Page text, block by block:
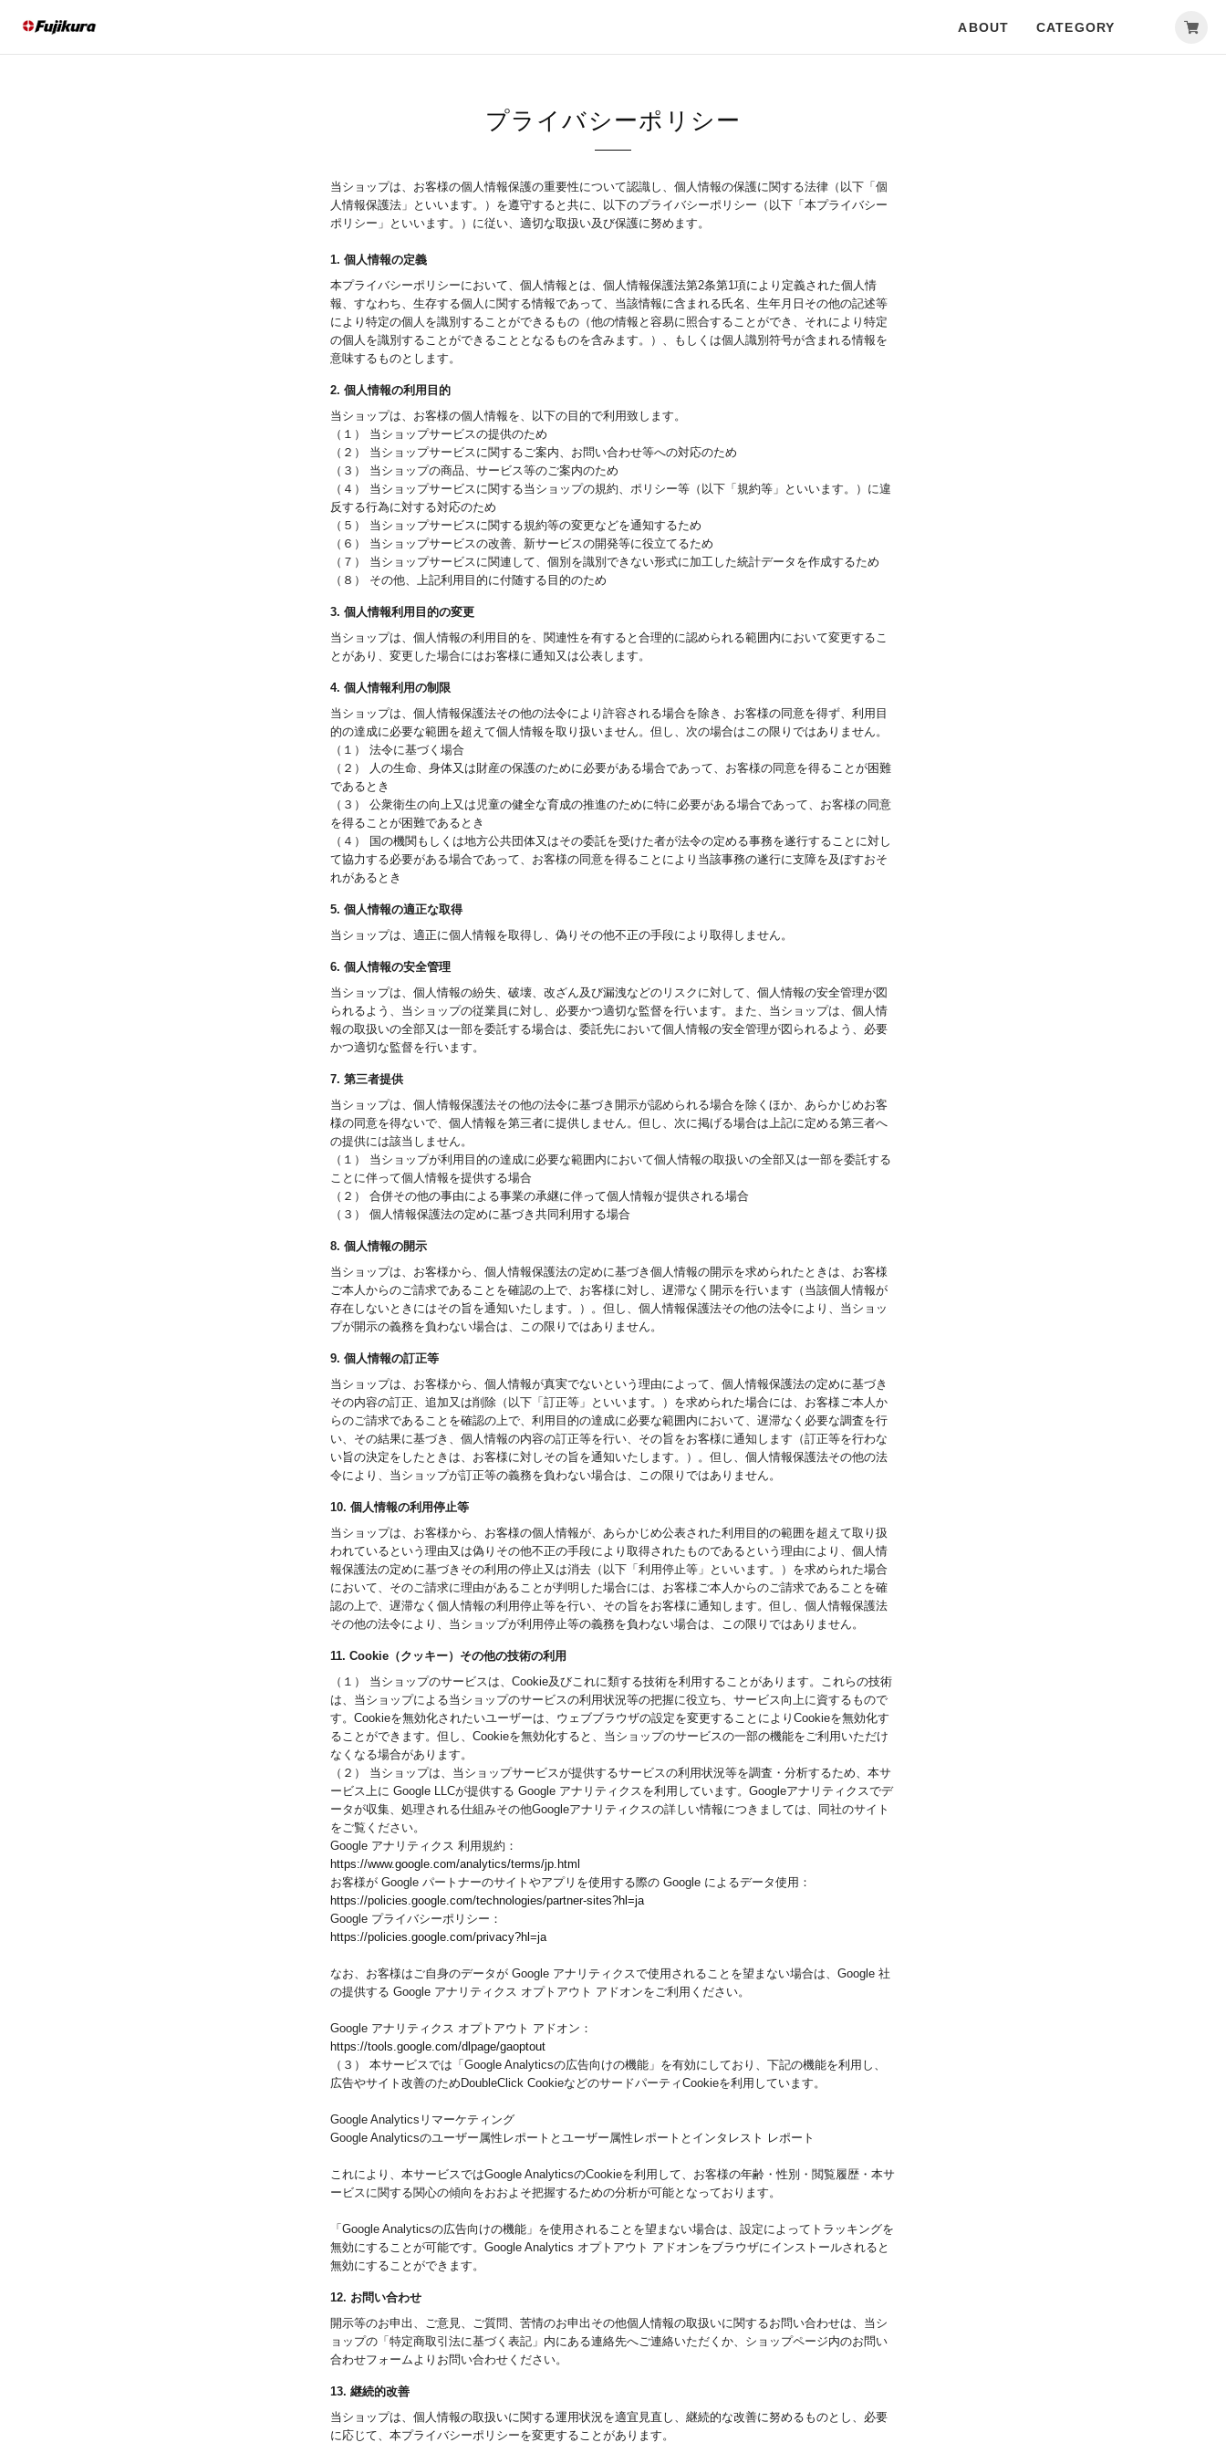
ABOUT CATEGORY
プライバシーポリシー
当ショップは、お客様の個人情報保護の重要性について認識し、個人情報の保護に関する法律（以下「個
人情報保護法」といいます。）を遵守すると共に、以下のプライバシーポリシー（以下「本プライバシー
ポリシー」といいます。）に従い、適切な取扱い及び保護に努めます。
1. 個人情報の定義
本プライバシーポリシーにおいて、個人情報とは、個人情報保護法第2条第1項により定義された個人情
報、すなわち、生存する個人に関する情報であって、当該情報に含まれる氏名、生年月日その他の記述等
により特定の個人を識別することができるもの（他の情報と容易に照合することができ、それにより特定
の個人を識別することができることとなるものを含みます。）、もしくは個人識別符号が含まれる情報を
意味するものとします。
2. 個人情報の利用目的
当ショップは、お客様の個人情報を、以下の目的で利用致します。
（１） 当ショップサービスの提供のため
（２） 当ショップサービスに関するご案内、お問い合わせ等への対応のため
（３） 当ショップの商品、サービス等のご案内のため
（４） 当ショップサービスに関する当ショップの規約、ポリシー等（以下「規約等」といいます。）に違
反する行為に対する対応のため
（５） 当ショップサービスに関する規約等の変更などを通知するため
（６） 当ショップサービスの改善、新サービスの開発等に役立てるため
（７） 当ショップサービスに関連して、個別を識別できない形式に加工した統計データを作成するため
（８） その他、上記利用目的に付随する目的のため
3. 個人情報利用目的の変更
当ショップは、個人情報の利用目的を、関連性を有すると合理的に認められる範囲内において変更するこ
とがあり、変更した場合にはお客様に通知又は公表します。
4. 個人情報利用の制限
当ショップは、個人情報保護法その他の法令により許容される場合を除き、お客様の同意を得ず、利用目
的の達成に必要な範囲を超えて個人情報を取り扱いません。但し、次の場合はこの限りではありません。
（１） 法令に基づく場合
（２） 人の生命、身体又は財産の保護のために必要がある場合であって、お客様の同意を得ることが困難
であるとき
（３） 公衆衛生の向上又は児童の健全な育成の推進のために特に必要がある場合であって、お客様の同意
を得ることが困難であるとき
（４） 国の機関もしくは地方公共団体又はその委託を受けた者が法令の定める事務を遂行することに対し
て協力する必要がある場合であって、お客様の同意を得ることにより当該事務の遂行に支障を及ぼすおそ
れがあるとき
5. 個人情報の適正な取得
当ショップは、適正に個人情報を取得し、偽りその他不正の手段により取得しません。
6. 個人情報の安全管理
当ショップは、個人情報の紛失、破壊、改ざん及び漏洩などのリスクに対して、個人情報の安全管理が図
られるよう、当ショップの従業員に対し、必要かつ適切な監督を行います。また、当ショップは、個人情
報の取扱いの全部又は一部を委託する場合は、委託先において個人情報の安全管理が図られるよう、必要
かつ適切な監督を行います。
7. 第三者提供
当ショップは、個人情報保護法その他の法令に基づき開示が認められる場合を除くほか、あらかじめお客
様の同意を得ないで、個人情報を第三者に提供しません。但し、次に掲げる場合は上記に定める第三者へ
の提供には該当しません。
（１） 当ショップが利用目的の達成に必要な範囲内において個人情報の取扱いの全部又は一部を委託する
ことに伴って個人情報を提供する場合
（２） 合併その他の事由による事業の承継に伴って個人情報が提供される場合
（３） 個人情報保護法の定めに基づき共同利用する場合
8. 個人情報の開示
当ショップは、お客様から、個人情報保護法の定めに基づき個人情報の開示を求められたときは、お客様
ご本人からのご請求であることを確認の上で、お客様に対し、遅滞なく開示を行います（当該個人情報が
存在しないときにはその旨を通知いたします。）。但し、個人情報保護法その他の法令により、当ショッ
プが開示の義務を負わない場合は、この限りではありません。
9. 個人情報の訂正等
当ショップは、お客様から、個人情報が真実でないという理由によって、個人情報保護法の定めに基づき
その内容の訂正、追加又は削除（以下「訂正等」といいます。）を求められた場合には、お客様ご本人か
らのご請求であることを確認の上で、利用目的の達成に必要な範囲内において、遅滞なく必要な調査を行
い、その結果に基づき、個人情報の内容の訂正等を行い、その旨をお客様に通知します（訂正等を行わな
い旨の決定をしたときは、お客様に対しその旨を通知いたします。）。但し、個人情報保護法その他の法
令により、当ショップが訂正等の義務を負わない場合は、この限りではありません。
10. 個人情報の利用停止等
当ショップは、お客様から、お客様の個人情報が、あらかじめ公表された利用目的の範囲を超えて取り扱
われているという理由又は偽りその他不正の手段により取得されたものであるという理由により、個人情
報保護法の定めに基づきその利用の停止又は消去（以下「利用停止等」といいます。）を求められた場合
において、そのご請求に理由があることが判明した場合には、お客様ご本人からのご請求であることを確
認の上で、遅滞なく個人情報の利用停止等を行い、その旨をお客様に通知します。但し、個人情報保護法
その他の法令により、当ショップが利用停止等の義務を負わない場合は、この限りではありません。
11. Cookie（クッキー）その他の技術の利用
（１） 当ショップのサービスは、Cookie及びこれに類する技術を利用することがあります。これらの技術
は、当ショップによる当ショップのサービスの利用状況等の把握に役立ち、サービス向上に資するもので
す。Cookieを無効化されたいユーザーは、ウェブブラウザの設定を変更することによりCookieを無効化す
ることができます。但し、Cookieを無効化すると、当ショップのサービスの一部の機能をご利用いただけ
なくなる場合があります。
（２） 当ショップは、当ショップサービスが提供するサービスの利用状況等を調査・分析するため、本サ
ービス上に Google LLCが提供する Google アナリティクスを利用しています。Googleアナリティクスでデ
ータが収集、処理される仕組みその他Googleアナリティクスの詳しい情報につきましては、同社のサイト
をご覧ください。
Google アナリティクス 利用規約：
https://www.google.com/analytics/terms/jp.html
お客様が Google パートナーのサイトやアプリを使用する際の Google によるデータ使用：
https://policies.google.com/technologies/partner-sites?hl=ja
Google プライバシーポリシー：
https://policies.google.com/privacy?hl=ja
なお、お客様はご自身のデータが Google アナリティクスで使用されることを望まない場合は、Google 社
の提供する Google アナリティクス オプトアウト アドオンをご利用ください。
Google アナリティクス オプトアウト アドオン：
https://tools.google.com/dlpage/gaoptout
（３） 本サービスでは「Google Analyticsの広告向けの機能」を有効にしており、下記の機能を利用し、
広告やサイト改善のためDoubleClick CookieなどのサードパーティCookieを利用しています。
Google Analyticsリマーケティング
Google Analyticsのユーザー属性レポートとユーザー属性レポートとインタレスト レポート
これにより、本サービスではGoogle AnalyticsのCookieを利用して、お客様の年齢・性別・閲覧履歴・本サ
ービスに関する関心の傾向をおおよそ把握するための分析が可能となっております。
「Google Analyticsの広告向けの機能」を使用されることを望まない場合は、設定によってトラッキングを
無効にすることが可能です。Google Analytics オプトアウト アドオンをブラウザにインストールされると
無効にすることができます。
12. お問い合わせ
開示等のお申出、ご意見、ご質問、苦情のお申出その他個人情報の取扱いに関するお問い合わせは、当シ
ョップの「特定商取引法に基づく表記」内にある連絡先へご連絡いただくか、ショップページ内のお問い
合わせフォームよりお問い合わせください。
13. 継続的改善
当ショップは、個人情報の取扱いに関する運用状況を適宜見直し、継続的な改善に努めるものとし、必要
に応じて、本プライバシーポリシーを変更することがあります。